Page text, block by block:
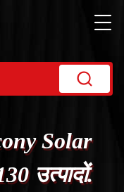
Solar
उत्पादों.